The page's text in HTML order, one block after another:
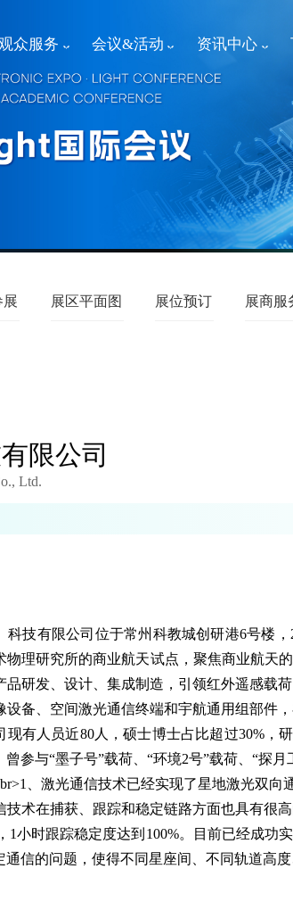
众服务 会议&活动 资讯中心
展 展区平面图 展位预订 展商服
限公司
Ltd.
科技有限公司位于常州科教城创研港6号楼
理研究所的商业航天试点，聚焦商业航天
研发、设计、集成制造，引领红外遥感载
备、空间激光通信终端和宇航通用组部件
有人员近80人，硕士博士占比超过30%，
参与“墨子号”载荷、“环境2号”载荷、“探
、激光通信技术已经实现了星地激光双向
技术在捕获、跟踪和稳定链路方面也具有很
1小时跟踪稳定度达到100%。目前已经成功
信的问题，使得不同星座间、不同轨道高